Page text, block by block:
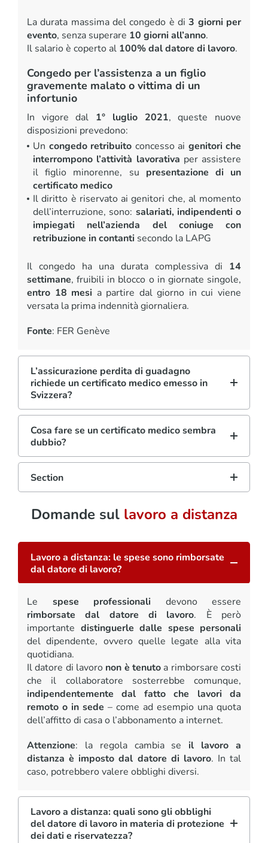
La durata massima del congedo è di3 giorni per
evento, senza superare 10 giorni all’anno.
Il salario è coperto al 100% dal datore di lavoro.
Congedo per l’assistenza a un figlio
gravemente malato o vittima di un
infortunio
In vigore dal 1° luglio 2021, queste nuove
disposizioni prevedono:
Un congedo retribuito concesso ai genitori che
interrompono l’attività lavorativa per assistere
il figlio minorenne, su presentazione di un
certificato medico
Il diritto è riservato ai genitori che, al momento
dell’interruzione, sono: salariati, indipendenti o
impiegati nell’azienda del coniuge con
retribuzione in contanti secondo la LAPG
Il congedo ha una durata complessiva di 14
settimane, fruibili in blocco o in giornate singole,
entro 18 mesi a partire dal giorno in cui viene
versata la prima indennità giornaliera.
Fonte: FER Genève
L’assicurazione perdita di guadagno
richiede un certificato medico emesso in
Svizzera?
Cosa fare se un certificato medico sembra
dubbio?
Section
Domande sul lavoro a distanza
Lavoro a distanza: le spese sono rimborsate
dal datore di lavoro?
Le spese professionali devono essere
rimborsate dal datore di lavoro. È però
importante distinguerle dalle spese personali
del dipendente, ovvero quelle legate alla vita
quotidiana.
Il datore di lavoro non è tenuto a rimborsare costi
che il collaboratore sosterrebbe comunque,
indipendentemente dal fatto che lavori da
remoto o in sede – come ad esempio una quota
dell’affitto di casa o l’abbonamento a internet.
Attenzione: la regola cambia se il lavoro a
distanza è imposto dal datore di lavoro. In tal
caso, potrebbero valere obblighi diversi.
Lavoro a distanza: quali sono gli obblighi
del datore di lavoro in materia di protezione
dei dati e riservatezza?